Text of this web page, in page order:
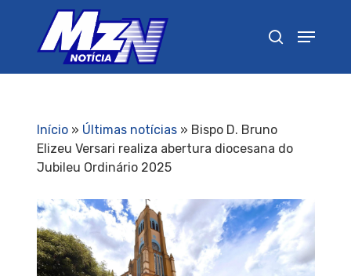
Início» Últimas notícias» Bispo D. Bruno
Elizeu Versari realiza abertura diocesana do
Jubileu Ordinário 2025